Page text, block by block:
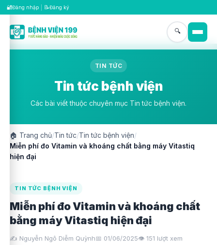
🔐Đăng nhập 📝Đăng ký
🔍
TIN TỨC
Tin tức bệnh viện
Các bài viết thuộc chuyên mục Tin tức bệnh viện.
🏠 Trang chủ/Tin tức/Tin tức bệnh viện/
Miễn phí đo Vitamin và khoáng chất bằng máy Vitastiq
hiện đại
TIN TỨC BỆNH VIỆN
Miễn phí đo Vitamin và khoáng chất
bằng máy Vitastiq hiện đại
✍️ Nguyễn Ngô Diễm Quỳnh📅 01/06/2025👁️ 151 lượt xem